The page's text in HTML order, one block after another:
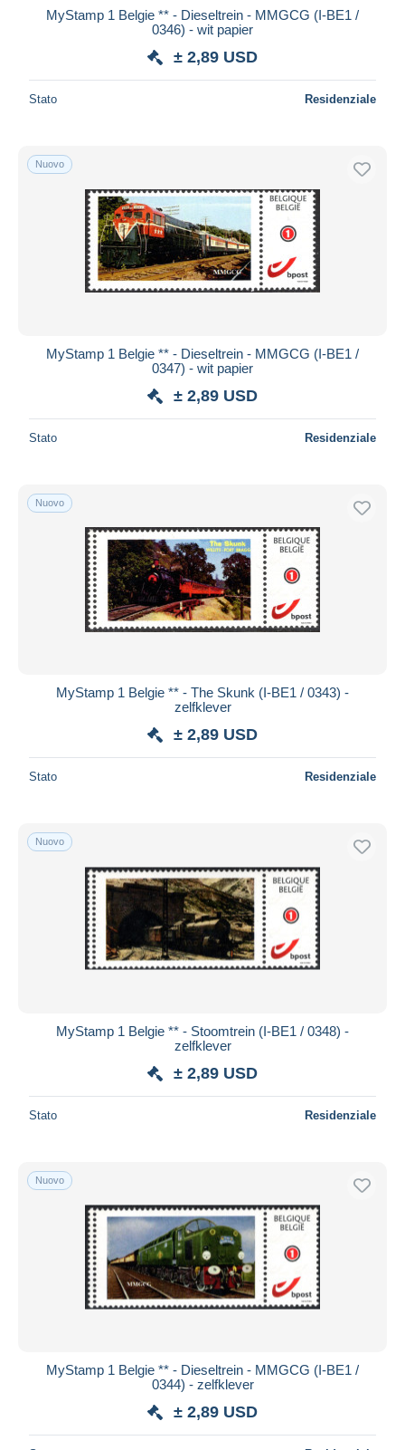
MyStamp 1 Belgie ** - Dieseltrein - MMGCG (I-BE1 /
0346) - wit papier
± 2,89 USD
Stato Residenziale
Nuovo
MyStamp 1 Belgie ** - Dieseltrein - MMGCG (I-BE1 /
0347) - wit papier
± 2,89 USD
Stato Residenziale
Nuovo
MyStamp 1 Belgie ** - The Skunk (I-BE1 / 0343) -
zelfklever
± 2,89 USD
Stato Residenziale
Nuovo
MyStamp 1 Belgie ** - Stoomtrein (I-BE1 / 0348) -
zelfklever
± 2,89 USD
Stato Residenziale
Nuovo
MyStamp 1 Belgie ** - Dieseltrein - MMGCG (I-BE1 /
0344) - zelfklever
± 2,89 USD